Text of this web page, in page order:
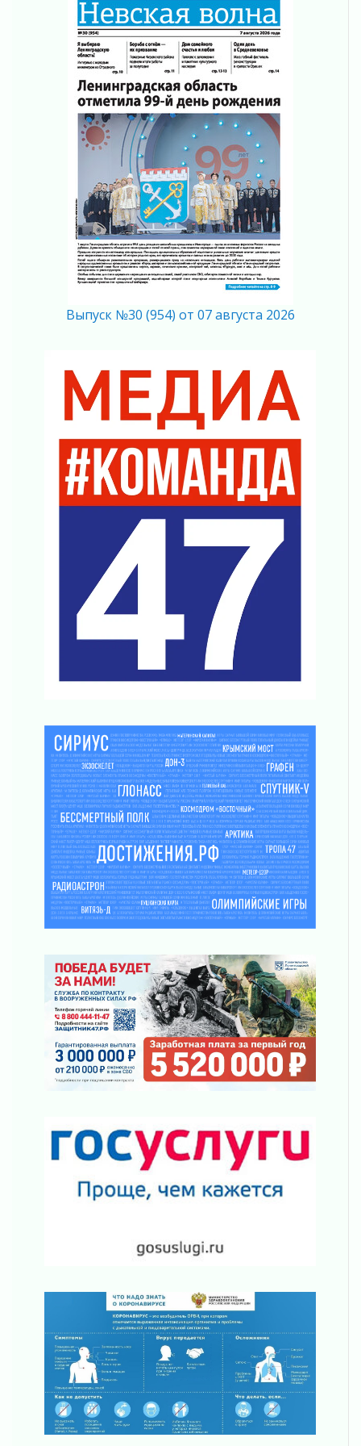
02 августа 2026
Ленобласть отметила заслуги жителей перед
регионом и страной
02 августа 2026
Ладога — не пруд
02 августа 2026
ПСК через Гослуслуги напомнит жителям
Ленинградской области о неоплаченных
02 августа 2026
Пропавшего подростка нашли в Кировском
районе Ленобласти
02 августа 2026
Жителям Ленобласти напомнили, как
действовать при укусе клеща
В Ивангороде назвали новых почетных
Готовность №1
02 августа 2026
Километровые столбы «Дороги жизни»
отправили на реставрацию
02 августа 2026
Ленобласть внедрила передовую подготовку
операторов БПЛА
02 августа 2026
В Ивангороде появилась «Избушка-
Юхла, мука, кантеле и Водяной
01 августа 2026
Лето катится с горки
В Ленобласти открылась экспозиция к 150-
летию Билибина
01 августа 2026
01 августа 2026
Болезнь девственниц и вампиров
01 августа 2026
Безмолвный крик о помощи
01 августа 2026
В музей всей семьёй
01 августа 2026
Без заявлений и очередей
01 августа 2026
Не женское это дело...уверены?
01 августа 2026
01 августа 2026
Айда на пляж!
01 августа 2026
Один в поле — не воин
01 августа 2026
Пик топливного кризиса в регионе прошёл
31 июля 2026
Ленинградцы — бойцам «Барс-Ленинградец»
31 июля 2026
Маршрутами будущего — к заветной цели
31 июля 2026
Правила для жизни
В Шлиссельбурге прошла акция «Белый
кораблик Памяти»
31 июля 2026
Новые возможности для творчества
31 июля 2026
За сухими цифрами — реальная жизнь
31 июля 2026
Выпуск №30 (954) от 07 августа 2026